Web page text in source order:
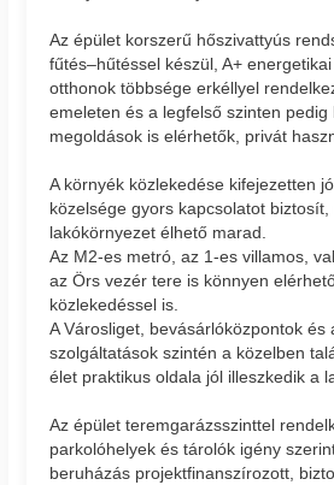
Az épület korszerű hőszivattyús
fűtés–hűtéssel készül, A+
otthonok többsége erkéllyel
emeleten és a legfelső szinten pedig
megoldások is elérhetők, privát
A környék közlekedése kifejezetten
közelsége gyors kapcsolatot
lakókörnyezet élhető marad.
Az M2-es metró, az 1-es villamos,
az Örs vezér tere is könnyen
közlekedéssel is.
A Városliget, bevásárlóközpontok és
szolgáltatások szintén a közelben
élet praktikus oldala jól illeszkedik a
Az épület teremgarázsszinttel
parkolóhelyek és tárolók igény
beruházás projektfinanszírozott,